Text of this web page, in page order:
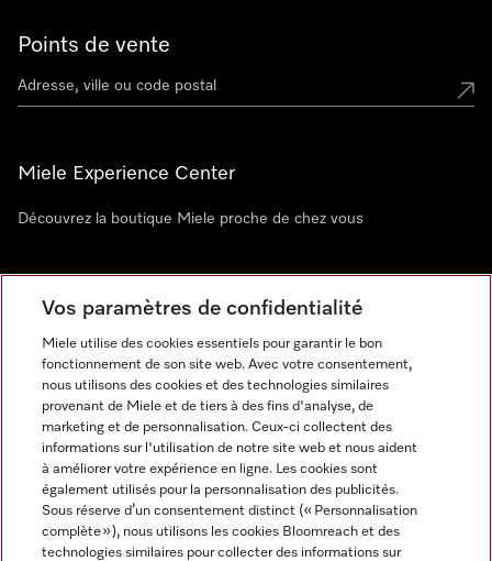
Points de vente
Miele Experience Center
Découvrez la boutique Miele proche de chez vous
Newsletter
Miele sur Instagram
Miele sur Facebook
Miele sur Youtube
Vos paramètres de confidentialité
Miele utilise des cookies essentiels pour garantir le bon
fonctionnement de son site web. Avec votre consentement,
nous utilisons des cookies et des technologies similaires
provenant de Miele et de tiers à des fins d'analyse, de
marketing et de personnalisation. Ceux-ci collectent des
informations sur l'utilisation de notre site web et nous aident
à améliorer votre expérience en ligne. Les cookies sont
également utilisés pour la personnalisation des publicités.
Sous réserve d’un consentement distinct (« Personnalisation
complète »), nous utilisons les cookies Bloomreach et des
technologies similaires pour collecter des informations sur